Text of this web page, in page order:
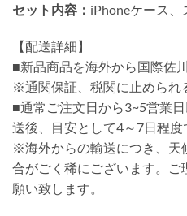
セット内容： iPhoneケース、
【配送詳細】
■新品商品を海外から国際佐
※通関保証、税関に止められ
■通常ご注文日から3~5営業
送後、目安として4～7日程度
※海外からの輸送につき、天
合がごく稀にございます。
願い致します。